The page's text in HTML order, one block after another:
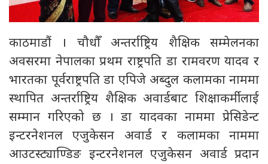
काठमाडौं । चौधौँ अन्तर्राष्ट्रिय शैक्षिक सम्मेलनका
अवसरमा नेपालका प्रथम राष्ट्रपति डा रामवरण यादव र
भारतका पूर्वराष्ट्रपति डा एपिजे अब्दुल कलामका नाममा
स्थापित अन्तर्राष्ट्रिय शैक्षिक अवार्डबाट शिक्षाकर्मीलाई
सम्मान गरिएको छ । डा यादवका नाममा प्रेसिडेन्ट
इन्टरनेशनल एजुकेसन अवार्ड र कलामका नाममा
आउटस्ट्याण्डिङ इन्टरनेशनल एजुकेसन अवार्ड प्रदान